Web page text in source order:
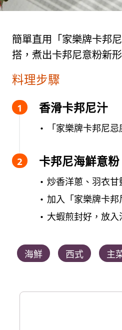
簡單直用「家樂牌卡邦
搭，煮出卡邦尼意粉新
料理步驟
香滑卡邦尼汁
「家樂牌卡邦尼
卡邦尼海鮮意粉
炒香洋蔥、羽衣甘
加入「家樂牌卡邦
大蝦煎封好，放
海鮮 西式 主